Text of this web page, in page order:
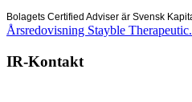
Bolagets Certified Adviser är Svensk
Årsredovisning Stayble
IR-Kontakt